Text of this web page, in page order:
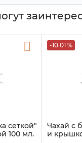
сеткой"
100 мл.
-10.01 %
Чахай с
и